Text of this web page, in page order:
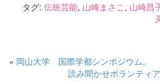
タグ: 伝統芸能, 山崎まさこ , 山崎昌
« 岡山大学 国際学都シンポジウム。
読み聞かせボランティ